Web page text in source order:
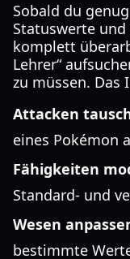
Sobald du
Statuswerte
komplett
Lehrer“
zu müssen.
Attacken
eines Pokémon
Fähigkeiten
Standard- und
Wesen
bestimmte